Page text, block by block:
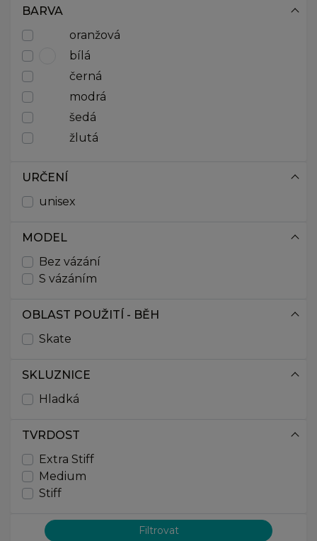
BARVA
oranžová
bílá
černá
modrá
šedá
žlutá
URČENÍ
unisex
MODEL
Bez vázání
S vázáním
OBLAST POUŽITÍ - BĚH
Skate
SKLUZNICE
Hladká
TVRDOST
Extra Stiff
Medium
Stiff